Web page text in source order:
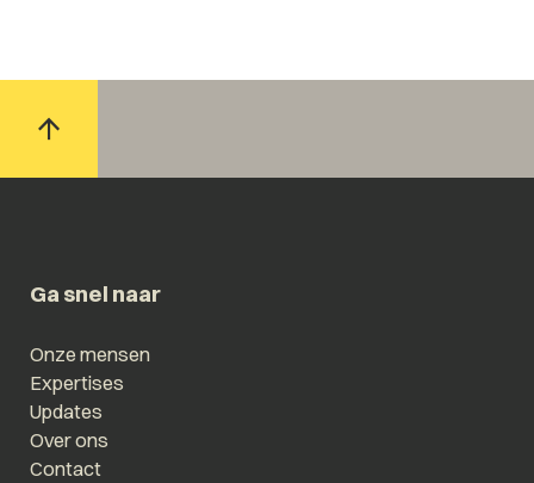
Ga snel naar
Onze mensen
Expertises
Updates
Over ons
Contact